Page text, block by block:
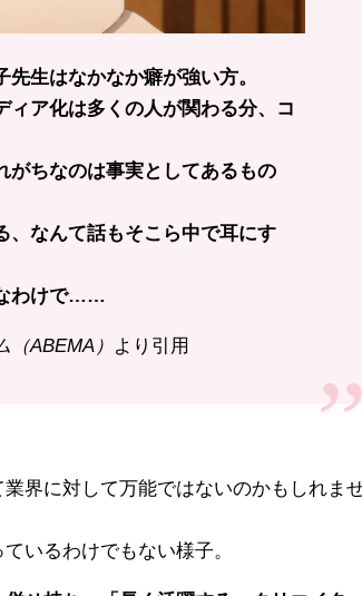
生はなかなか癖が強い方。
ア化は多くの人が関わる分、コ
ちなのは事実としてあるもの
なんて話もそこら中で耳にす
わけで……
ABEMA） より引用
界に対して万能ではないのかもしれま
いるわけでもない様子。